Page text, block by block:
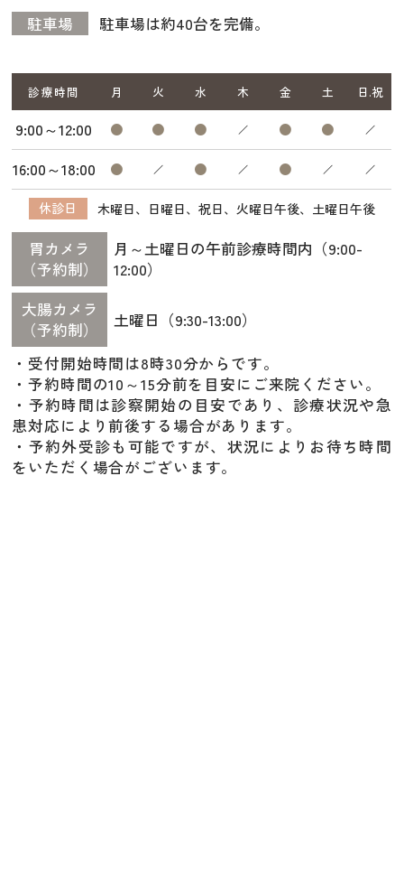
駐車場
駐車場は約40台を完備。
休診日 木曜日、日曜日、祝日、火曜日午後、土曜日午後
診療時間 月 火 水 木 金 土 日.祝
9:00～12:00 ／ ／
16:00～18:00 ／ ／ ／ ／
胃カメラ
（予約制）
月～土曜日の午前診療時間内（9:00-
12:00）
大腸カメラ
（予約制）
土曜日（9:30-13:00）
・受付開始時間は8時30分からです。
・予約時間の10～15分前を目安にご来院ください。
・予約時間は診察開始の目安であり、診療状況や急
患対応により前後する場合があります。
・予約外受診も可能ですが、状況によりお待ち時間
をいただく場合がございます。